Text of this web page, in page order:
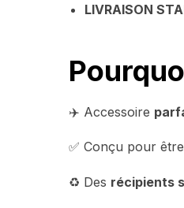
LIVRAISON
✈️ Accessoire
✅ Conçu pour
♻️ Des récipients